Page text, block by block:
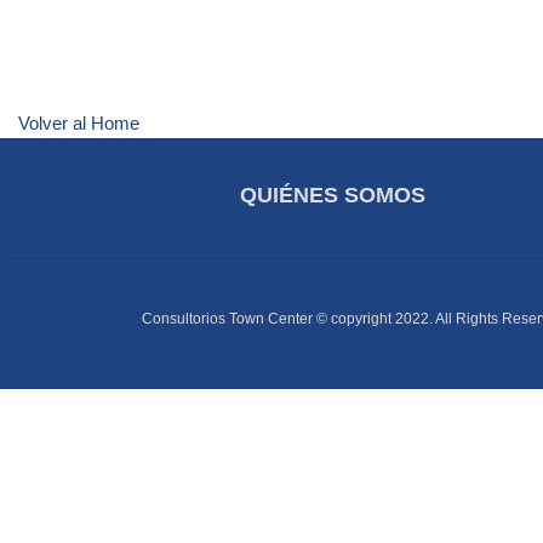
Volver al Home
QUIÉNES SOMOS
Consultorios Town Center © copyright 2022. All Rights